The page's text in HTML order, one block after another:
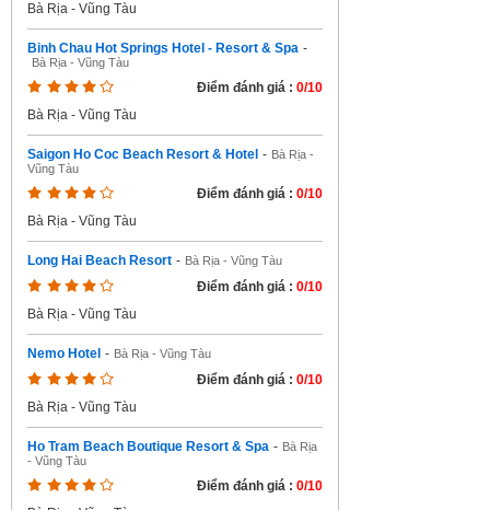
Bà Rịa - Vũng Tàu
Binh Chau Hot Springs Hotel - Resort & Spa -
Bà Rịa - Vũng Tàu
Điểm đánh giá : 0/10
Bà Rịa - Vũng Tàu
Saigon Ho Coc Beach Resort & Hotel - Bà Rịa -
Vũng Tàu
Điểm đánh giá : 0/10
Bà Rịa - Vũng Tàu
Long Hai Beach Resort - Bà Rịa - Vũng Tàu
Điểm đánh giá : 0/10
Bà Rịa - Vũng Tàu
Nemo Hotel - Bà Rịa - Vũng Tàu
Điểm đánh giá : 0/10
Bà Rịa - Vũng Tàu
Ho Tram Beach Boutique Resort & Spa - Bà Rịa
- Vũng Tàu
Điểm đánh giá : 0/10